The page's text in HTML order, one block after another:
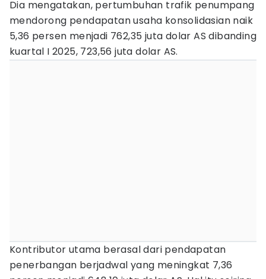
Dia mengatakan, pertumbuhan trafik penumpang
mendorong pendapatan usaha konsolidasian naik
5,36 persen menjadi 762,35 juta dolar AS dibanding
kuartal I 2025, 723,56 juta dolar AS.
Kontributor utama berasal dari pendapatan
penerbangan berjadwal yang meningkat 7,36